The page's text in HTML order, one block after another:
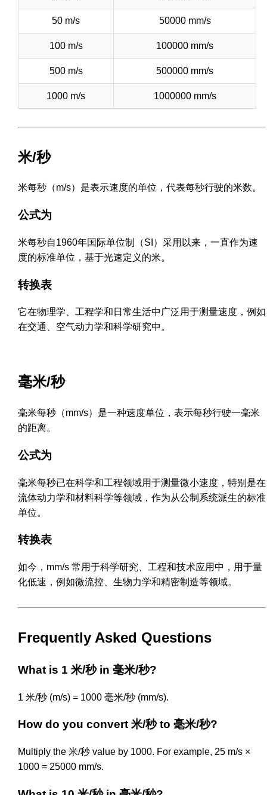
50 m/s 50000 mm/s
100 m/s 100000 mm/s
500 m/s 500000 mm/s
1000 m/s 1000000 mm/s
米/秒
米每秒（m/s）是表示速度的单位，代表每秒行驶的米数。
公式为
米每秒自1960年国际单位制（SI）采用以来，一直作为速
度的标准单位，基于光速定义的米。
转换表
它在物理学、工程学和日常生活中广泛用于测量速度，例如
在交通、空气动力学和科学研究中。
毫米/秒
毫米每秒（mm/s）是一种速度单位，表示每秒行驶一毫米
的距离。
公式为
毫米每秒已在科学和工程领域用于测量微小速度，特别是在
流体动力学和材料科学等领域，作为从公制系统派生的标准
单位。
转换表
如今，mm/s 常用于科学研究、工程和技术应用中，用于量
化低速，例如微流控、生物力学和精密制造等领域。
Frequently Asked Questions
What is 1 米/秒 in 毫米/秒?
1 米/秒 (m/s) = 1000 毫米/秒 (mm/s).
How do you convert 米/秒 to 毫米/秒?
Multiply the 米/秒 value by 1000. For example, 25 m/s ×
1000 = 25000 mm/s.